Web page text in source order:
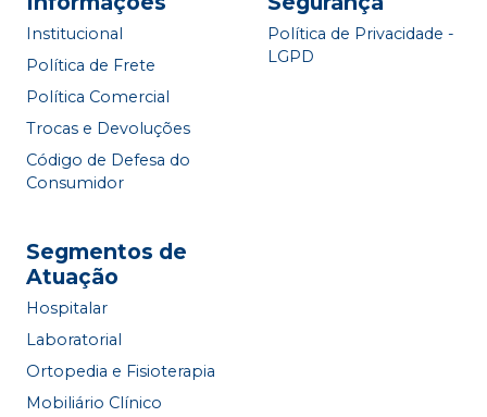
Institucional
Política de Frete
Política Comercial
Trocas e Devoluções
Código de Defesa do
Consumidor
Política de Privacidade -
LGPD
Segmentos de
Atuação
Hospitalar
Laboratorial
Ortopedia e Fisioterapia
Mobiliário Clínico